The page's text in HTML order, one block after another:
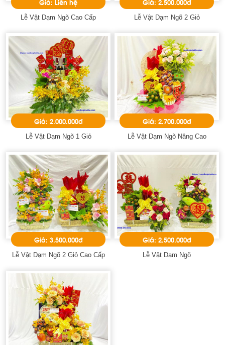
Giá: Liên hệ
Lễ Vật Dạm Ngõ Cao Cấp
Giá: 2.500.000đ
Lễ Vật Dạm Ngõ 2 Giỏ
Giá: 2.000.000đ
Lễ Vật Dạm Ngõ 1 Giỏ
Giá: 2.700.000đ
Lễ Vật Dạm Ngõ Nâng Cao
Giá: 3.500.000đ
Lễ Vật Dạm Ngõ 2 Giỏ Cao Cấp
Giá: 2.500.000đ
Lễ Vật Dạm Ngõ